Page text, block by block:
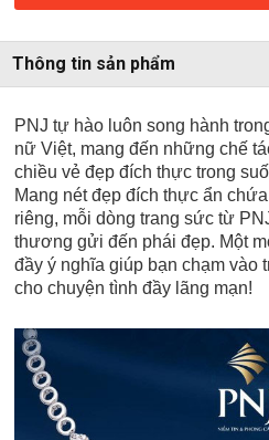
Thông tin sản phẩm
PNJ tự hào luôn song hành
nữ Việt, mang đến những chế
chiều vẻ đẹp đích thực trong
Mang nét đẹp đích thực ẩn
riêng, mỗi dòng trang sức từ
thương gửi đến phái đẹp. Một
đầy ý nghĩa giúp bạn chạm vào
cho chuyện tình đầy lãng mạn!